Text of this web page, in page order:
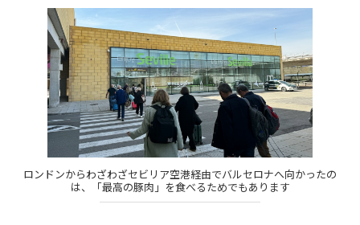
ロンドンからわざわざセビリア空港経由でバルセロナへ向かったの
は、「最高の豚肉」を食べるためでもあります